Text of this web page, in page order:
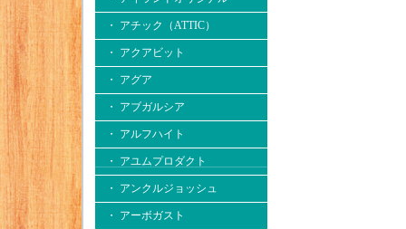
・ アチック（ATTIC）
・ アクアビット
・ アグア
・ アブガルシア
・ アルフハイト
・ アユムプロダクト
・ アンクルジョッシュ
・ アーボガスト